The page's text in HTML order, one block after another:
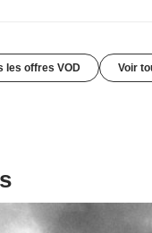
les offres VOD Voir